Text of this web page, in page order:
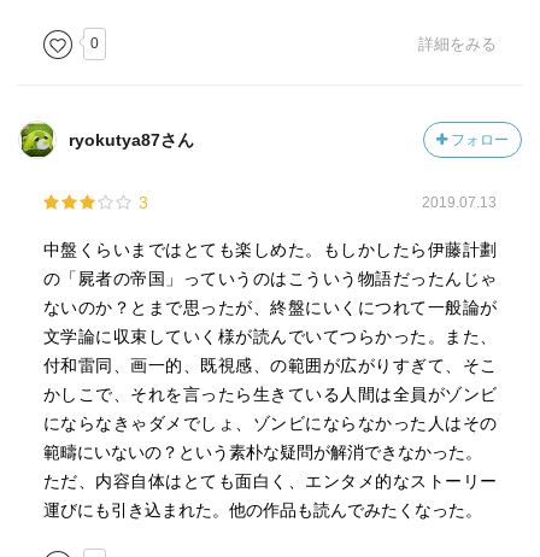
0 詳細をみる
ryokutya87さん フォロー
3 2019.07.13
中盤くらいまではとても楽しめた。もしかしたら伊藤計劃
の「屍者の帝国」っていうのはこういう物語だったんじゃ
ないのか？とまで思ったが、終盤にいくにつれて一般論が
文学論に収束していく様が読んでいてつらかった。また、
付和雷同、画一的、既視感、の範囲が広がりすぎて、そこ
かしこで、それを言ったら生きている人間は全員がゾンビ
にならなきゃダメでしょ、ゾンビにならなかった人はその
範疇にいないの？という素朴な疑問が解消できなかった。
ただ、内容自体はとても面白く、エンタメ的なストーリー
運びにも引き込まれた。他の作品も読んでみたくなった。